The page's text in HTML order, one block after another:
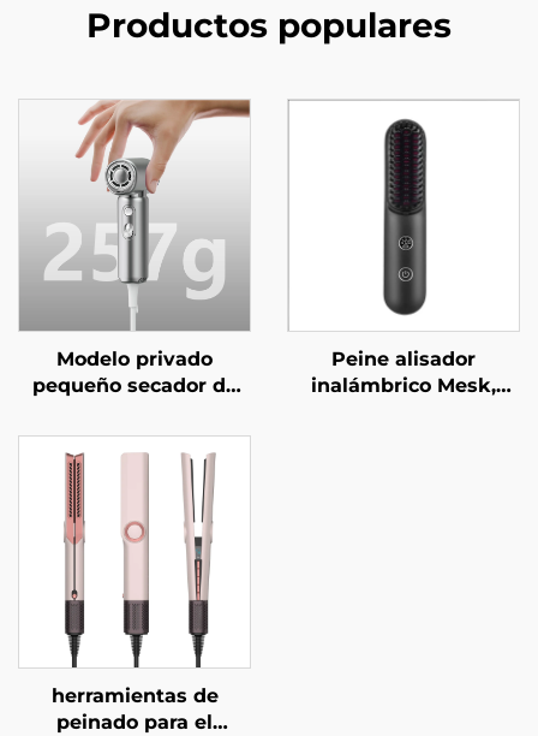
Productos populares
Modelo privado
pequeño secador de
≥5 millones/m³ de
plasma, 4
configuraciones de
calor, secador de pelo
ligero mini
Peine alisador
inalámbrico Mesk,
herramientas de
peinado para el